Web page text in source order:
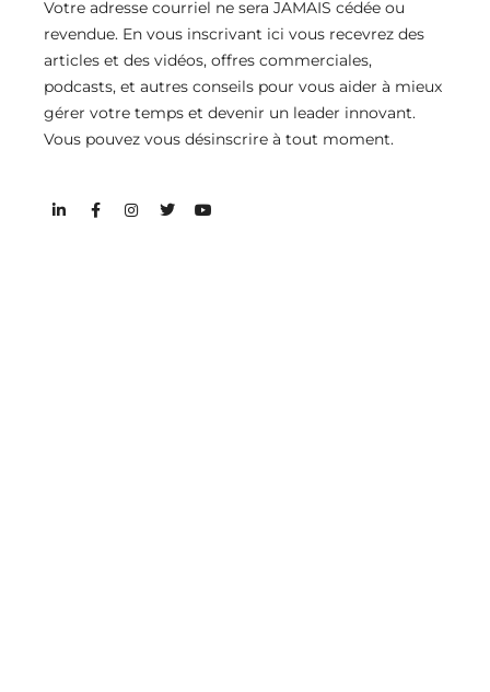
Votre adresse courriel ne sera JAMAIS cédée ou
revendue. En vous inscrivant ici vous recevrez des
articles et des vidéos, offres commerciales,
podcasts, et autres conseils pour vous aider à mieux
gérer votre temps et devenir un leader innovant.
Vous pouvez vous désinscrire à tout moment.